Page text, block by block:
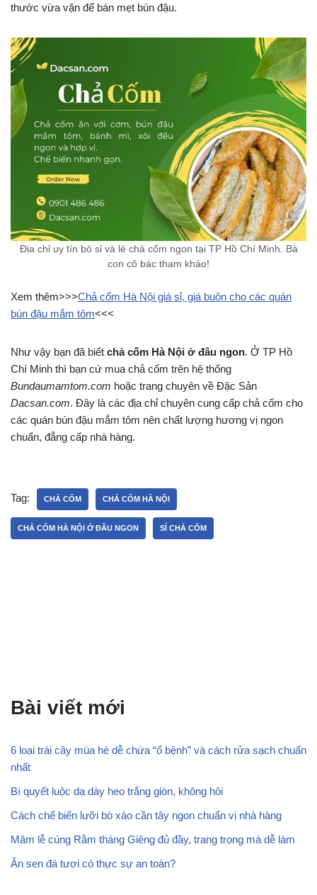
thước vừa vặn để bán mẹt bún đậu.
Địa chỉ uy tín bỏ sỉ và lẻ chả cốm ngon tại TP Hồ Chí Minh. Bà
con cô bác tham khảo!
Xem thêm>>>Chả cốm Hà Nội giá sỉ, giá buôn cho các quán
bún đậu mắm tôm<<<
Như vậy bạn đã biết chả cốm Hà Nội ở đâu ngon. Ở TP Hồ
Chí Minh thì bạn cứ mua chả cốm trên hệ thống
Bundaumamtom.com hoặc trang chuyên về Đặc Sản
Dacsan.com. Đây là các địa chỉ chuyên cung cấp chả cốm cho
các quán bún đậu mắm tôm nên chất lượng hương vị ngon
chuẩn, đẳng cấp nhà hàng.
Tag: CHẢ CỐM CHẢ CỐM HÀ NỘI
CHẢ CỐM HÀ NỘI Ở ĐÂU NGON SỈ CHẢ CỐM
Bài viết mới
6 loại trái cây mùa hè dễ chứa “ổ bệnh” và cách rửa sạch chuẩn
nhất
Bí quyết luộc dạ dày heo trắng giòn, không hôi
Cách chế biến lưỡi bò xào cần tây ngon chuẩn vị nhà hàng
Mâm lễ cúng Rằm tháng Giêng đủ đầy, trang trọng mà dễ làm
Ăn sen đá tươi có thực sự an toàn?